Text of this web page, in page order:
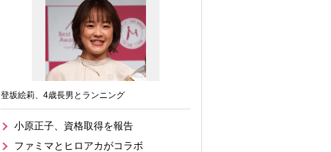
登坂絵莉、4歳長男とランニング
小原正子、資格取得を報告
ファミマとヒロアカがコラボ